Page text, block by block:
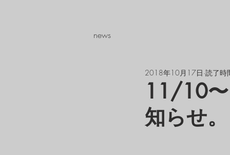
news
11/10
知らせ。
2018年10月17日 読了時